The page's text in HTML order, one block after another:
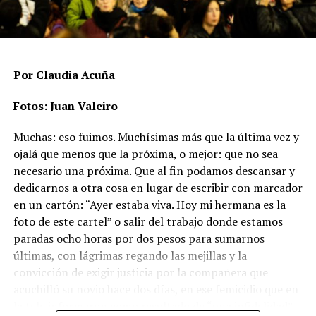
estructurales, mientras que casi dos tercios son
agresiones físicas que no terminaron en muerte. Rachid
aclara que hay un subregistro, “porque hay casos donde
relacionada a la posibilidad de un crimen de odio”.
En ese punto aparece uno de los datos más significativos
año y pasaron de 73 a 147 casos, un incremento del
101,4%.
Las muertes vinculadas a crímenes de odio se mantienen
altas y con un patrón sostenido. En 2024 se registraron
67 casos (17 asesinatos, 44 muertes por violencia
estructural y 6 suicidios), mientras que en 2025 la cifra
ascendió a 80 (16 asesinatos, 53 muertes por violencia
estructural y 11 suicidios), es decir, un aumento del
Por Claudia Acuña
Fotos: Juan Valeiro
Muchas: eso fuimos. Muchísimas más que la última vez y
ojalá que menos que la próxima, o mejor: que no sea
necesario una próxima. Que al fin podamos descansar y
dedicarnos a otra cosa en lugar de escribir con marcador
en un cartón: “Ayer estaba viva. Hoy mi hermana es la
foto de este cartel” o salir del trabajo donde estamos
paradas ocho horas por dos pesos para sumarnos
últimas, con lágrimas regando las mejillas y la
convicción de exigir justicia por la compañera que
la tele informaron como resultado de “una infidelidad”.